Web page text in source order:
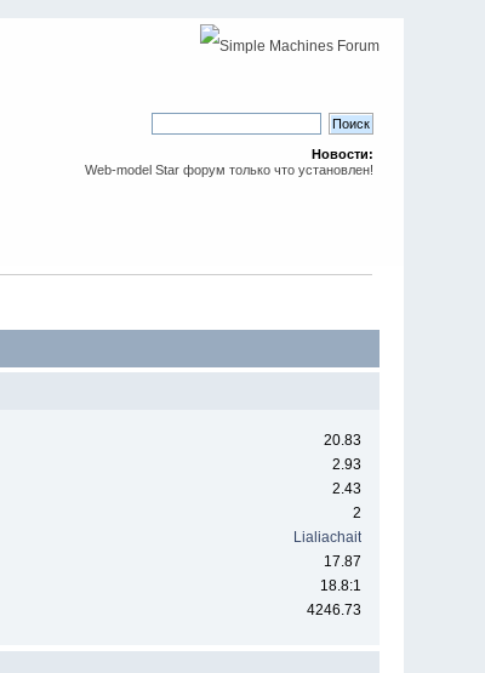
Новости:
Web-model Star форум только что установлен!
20.83
2.93
2.43
2
Lialiachait
17.87
18.8:1
4246.73